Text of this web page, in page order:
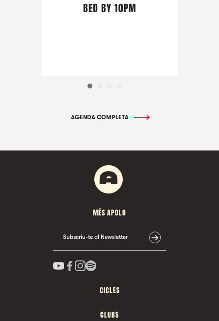
BED BY 10PM
AGENDA COMPLETA
MÉS APOLO
Subscriu-te al Newsletter
CICLES
CLUBS